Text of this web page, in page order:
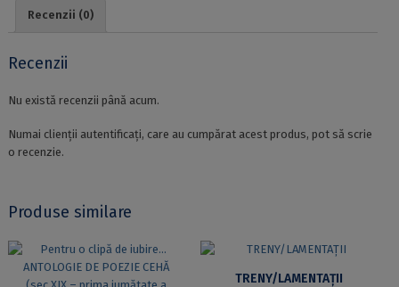
Recenzii (0)
Recenzii
Nu există recenzii până acum.
Numai clienții autentificați, care au cumpărat acest produs, pot să scrie
o recenzie.
Produse similare
TRENY/LAMENTAȚII